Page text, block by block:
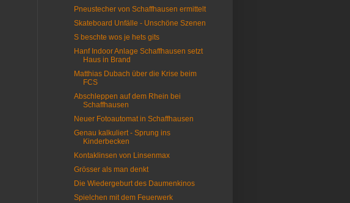
Pneustecher von Schaffhausen ermittelt
Skateboard Unfälle - Unschöne Szenen
S beschte wos je hets gits
Hanf Indoor Anlage Schaffhausen setzt
Haus in Brand
Matthias Dubach über die Krise beim
FCS
Abschleppen auf dem Rhein bei
Schaffhausen
Neuer Fotoautomat in Schaffhausen
Genau kalkuliert - Sprung ins
Kinderbecken
Kontaklinsen von Linsenmax
Grösser als man denkt
Die Wiedergeburt des Daumenkinos
Spielchen mit dem Feuerwerk